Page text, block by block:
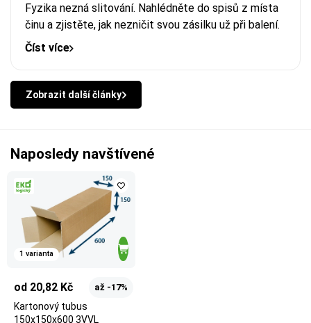
Fyzika nezná slitování. Nahlédněte do spisů z místa
činu a zjistěte, jak nezničit svou zásilku už při balení.
Číst více
Zobrazit další články
Naposledy navštívené
1 varianta
od 20,82 Kč až -17%
Kartonový tubus
150x150x600 3VVL